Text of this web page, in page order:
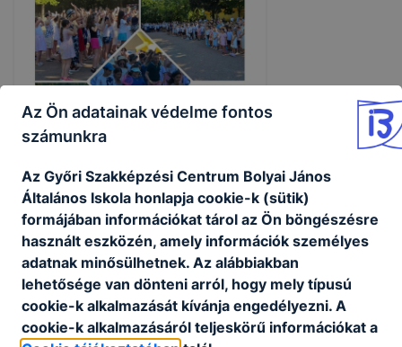
Tanévzáró ünnepély
Június 25-én a Győri SZC Bolyai
János Általános Iskola 596 tanulója
számára véget ért a 2025/26. évi
tanév.
2026. jún. 25. Admin
Az Ön adatainak védelme fontos
számunkra
Az Győri Szakképzési Centrum Bolyai János
Általános Iskola honlapja cookie-k (sütik)
formájában információkat tárol az Ön böngészésre
használt eszközén, amely információk személyes
adatnak minősülhetnek. Az alábbiakban
lehetősége van dönteni arról, hogy mely típusú
cookie-k alkalmazását kívánja engedélyezni. A
cookie-k alkalmazásáról teljeskörű információkat a